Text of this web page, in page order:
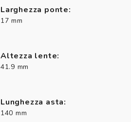
Larghezza ponte:
17 mm
Altezza lente:
41.9 mm
Lunghezza asta:
140 mm